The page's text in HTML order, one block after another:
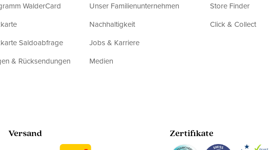
WalderCard
Saldoabfrage
& Rücksendungen
Unser Familienunternehmen
Nachhaltigkeit
Jobs & Karriere
Medien
Store Finder
Click & Collect
Versand Zertifikate